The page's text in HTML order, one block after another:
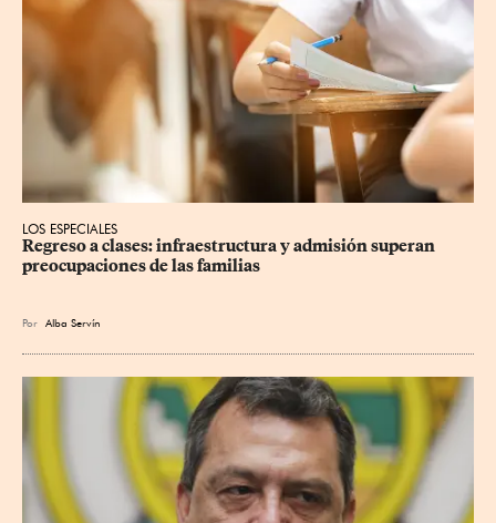
LOS ESPECIALES
Regreso a clases: infraestructura y admisión superan
preocupaciones de las familias
Por Alba Servín